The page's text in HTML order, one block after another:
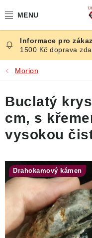
na
ČESKÉ KAMENY
ŠPERKY
KAMENY ZE SVĚTA
BROUŠENÉ
ÚČINKY
KRYSTALY
ČLÁNKY
1500 Kč doprava
Morion
Buclatý
cm, s
vysokou
Drahokamový kámen